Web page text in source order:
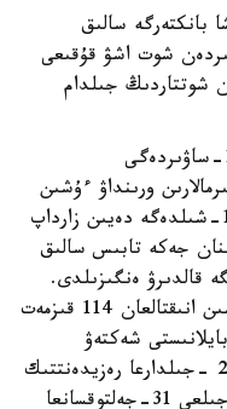
بانكتەرگە سالىق
شوت اشۋ قۇقىعى
شوتتاردىڭ جىلدام
«مەملەكەت باسشىسىنىڭ ۇكىمەتتىڭ 1-ساۋىردەگى
ورىنداۋ ءۇشىن
2021 -جىلعى 1-ساۋىردەن باستاپ 1-شىلدەگە دەيىن زارداپ
جەكە تابىس سالىق
قالدىرۋ ەنگىزىلدى.
بۇل ەرەجە بولشەك سالىق رەجيمى ءۇشىن انىقتالعان 114 قىزمەت
شەكتەۋ
شارالارىنا بايلانىستى 2019-جانە 2020 -جىلدارعا رەزيدەنتتىك
سەرتيفيكاتىن ۇسىنۋ مەرزىمى 2021 -جىلعى 31-جەلتوقسانعا